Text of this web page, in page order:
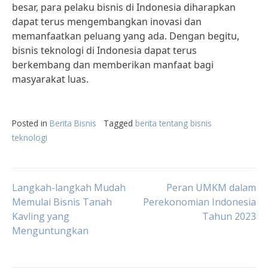
besar, para pelaku bisnis di Indonesia diharapkan
dapat terus mengembangkan inovasi dan
memanfaatkan peluang yang ada. Dengan begitu,
bisnis teknologi di Indonesia dapat terus
berkembang dan memberikan manfaat bagi
masyarakat luas.
Posted in Berita Bisnis Tagged berita tentang bisnis
teknologi
Post
navigation
Langkah-langkah Mudah
Memulai Bisnis Tanah
Kavling yang
Menguntungkan
Peran UMKM dalam
Perekonomian Indonesia
Tahun 2023